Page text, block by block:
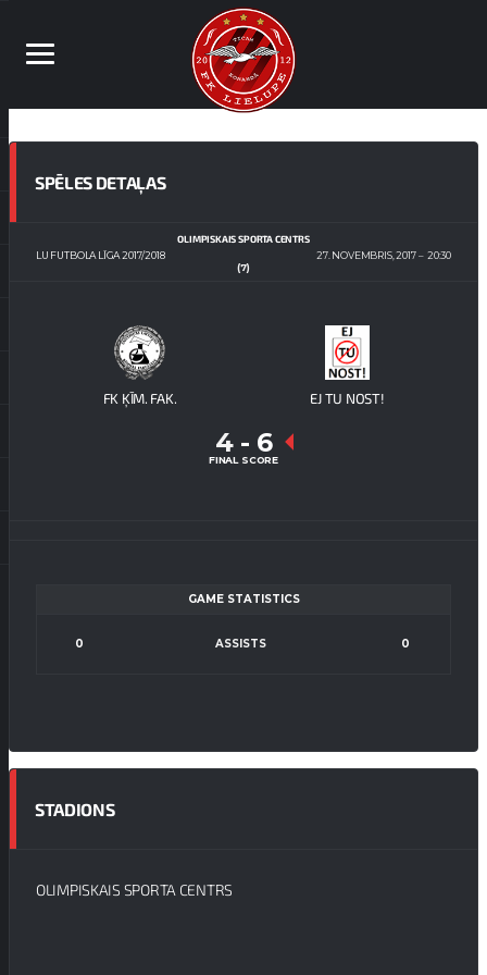
SPĒLES DETAĻAS
LU FUTBOLA LĪGA 2017/2018
OLIMPISKAIS SPORTA CENTRS
27. NOVEMBRIS, 2017
20:30
(7)
FK ĶĪM. FAK. EJ TU NOST!
4 - 6
FINAL SCORE
GAME STATISTICS
0 ASSISTS 0
STADIONS
OLIMPISKAIS SPORTA CENTRS